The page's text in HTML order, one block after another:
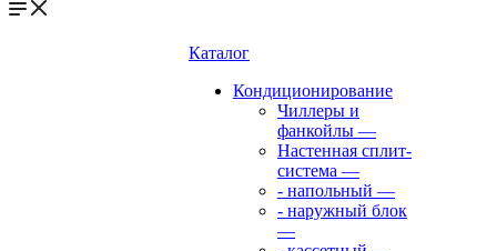
Каталог
Кондиционирование
Чиллеры и
фанкойлы —
Настенная сплит-
система —
- напольный —
- наружный блок
—